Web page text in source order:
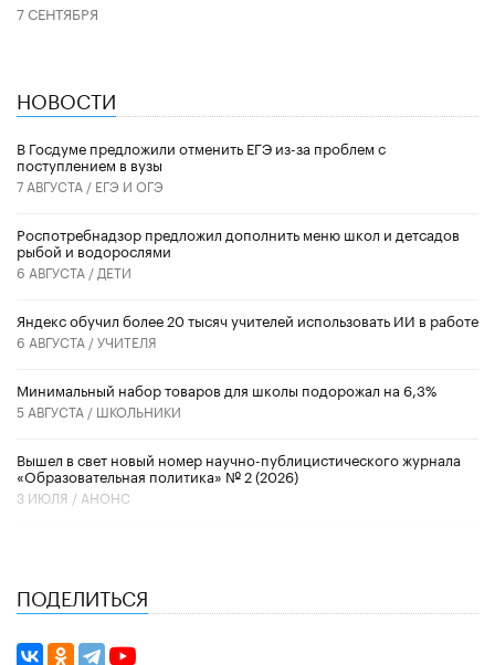
7 СЕНТЯБРЯ
НОВОСТИ
В Госдуме предложили отменить ЕГЭ из-за проблем с
поступлением в вузы
7 АВГУСТА / ЕГЭ И ОГЭ
Роспотребнадзор предложил дополнить меню школ и детсадов
рыбой и водорослями
6 АВГУСТА / ДЕТИ
​Яндекс обучил более 20 тысяч учителей использовать ИИ в работе
6 АВГУСТА /УЧИТЕЛЯ
Минимальный набор товаров для школы подорожал на 6,3%
5 АВГУСТА / ШКОЛЬНИКИ
Вышел в свет новый номер научно-публицистического журнала
«Образовательная политика» № 2 (2026)
3 ИЮЛЯ / АНОНС
ПОДЕЛИТЬСЯ